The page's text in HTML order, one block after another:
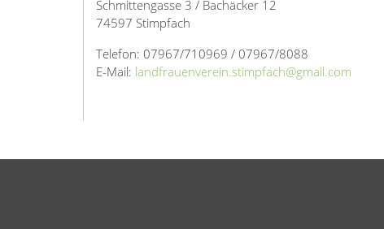
Schmittengasse 3 / Bachäcker 12
74597 Stimpfach
Telefon: 07967/710969 / 07967/8088
E-Mail: landfrauenverein.stimpfach@gmail.com